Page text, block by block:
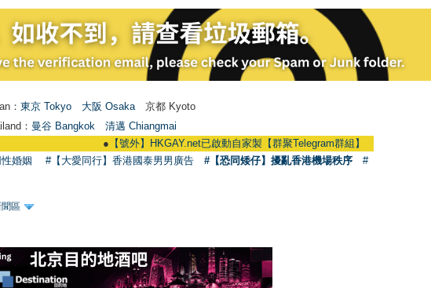
： 東京 Tokyo 大阪 Osaka 京都 Kyoto
： 曼谷 Bangkok
清邁 Chiangmai
【號外】HKGAY.net已啟動自家製【群聚Telegram群組】 HKGAY.net has
婚姻 #【大愛同行】香港國泰男男廣告 #【恐同矮仔】擾亂香港機場秩序
#
區